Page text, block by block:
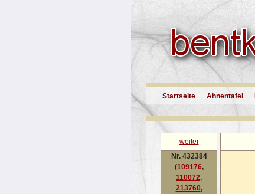
Startseite Ahnentafel
weiter
Nr. 432384
(109176,
110072,
213760,